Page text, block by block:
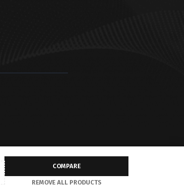
COMPARE
REMOVE ALL PRODUCTS